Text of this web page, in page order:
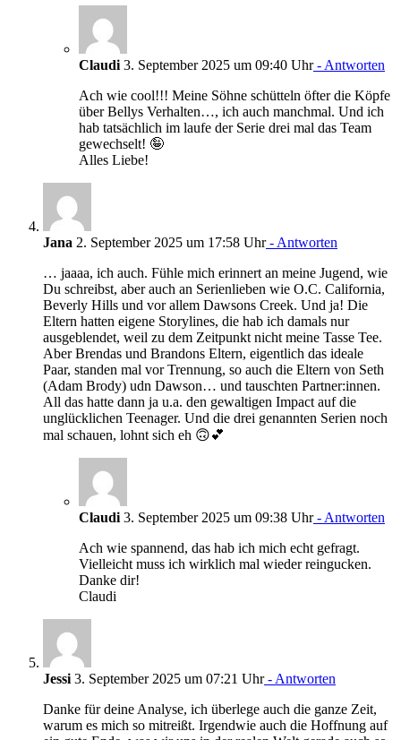
Claudi3. September 2025 um 09:40 Uhr- Antworten
Ach wie cool!!! Meine Söhne schütteln öfter die Köpfe
über Bellys Verhalten…, ich auch manchmal. Und ich
hab tatsächlich im laufe der Serie drei mal das Team
gewechselt! 🤪
Alles Liebe!
Jana 2. September 2025 um 17:58 Uhr- Antworten
… jaaaa, ich auch. Fühle mich erinnert an meine Jugend, wie
Du schreibst, aber auch an Serienlieben wie O.C. California,
Beverly Hills und vor allem Dawsons Creek. Und ja! Die
Eltern hatten eigene Storylines, die hab ich damals nur
ausgeblendet, weil zu dem Zeitpunkt nicht meine Tasse Tee.
Aber Brendas und Brandons Eltern, eigentlich das ideale
Paar, standen mal vor Trennung, so auch die Eltern von Seth
(Adam Brody) udn Dawson… und tauschten Partner:innen.
All das hatte dann ja u.a. den gewaltigen Impact auf die
unglücklichen Teenager. Und die drei genannten Serien noch
mal schauen, lohnt sich eh 🙃💕
Claudi3. September 2025 um 09:38 Uhr- Antworten
Ach wie spannend, das hab ich mich echt gefragt.
Vielleicht muss ich wirklich mal wieder reingucken.
Danke dir!
Claudi
Jessi3. September 2025 um 07:21 Uhr- Antworten
Danke für deine Analyse, ich überlege auch die ganze Zeit,
warum es mich so mitreißt. Irgendwie auch die Hoffnung auf